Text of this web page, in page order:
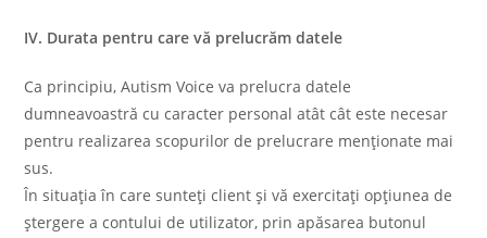
IV. Durata pentru care vă prelucrăm datele
Ca principiu, Autism Voice va prelucra datele
dumneavoastră cu caracter personal atât cât este necesar
pentru realizarea scopurilor de prelucrare menționate mai
sus.
În situaţia în care sunteți client și vă exercitați opțiunea de
ştergere a contului de utilizator, prin apăsarea butonul